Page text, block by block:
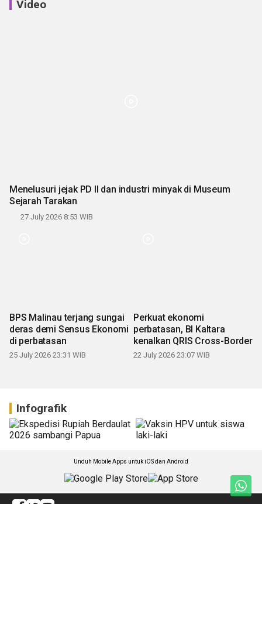
Video
Menelusuri jejak PD II dan industri minyak di Museum
Sejarah Tarakan
27 July 2026 8:53 WIB
BPS Malinau terjang sungai
deras demi Sensus Ekonomi
di perbatasan
25 July 2026 23:31 WIB
Perkuat ekonomi
perbatasan, BI Kaltara
kenalkan QRIS Cross-Border
22 July 2026 23:07 WIB
Infografik
Unduh Mobile Apps untuk iOS dan Android